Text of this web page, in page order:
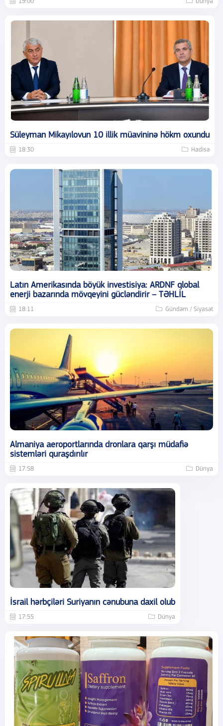
19:00 Dünya
Süleyman Mikayılovun 10 illik müavininə hökm oxundu
18:30 Hadisə
Latın Amerikasında böyük investisiya: ARDNF qlobal
enerji bazarında mövqeyini gücləndirir – TƏHLİL
18:11 Gündəm / Siyasət
Almaniya aeroportlarında dronlara qarşı müdafiə
sistemləri quraşdırılır
17:58 Dünya
İsrail hərbçiləri Suriyanın cənubuna daxil olub
17:55 Dünya